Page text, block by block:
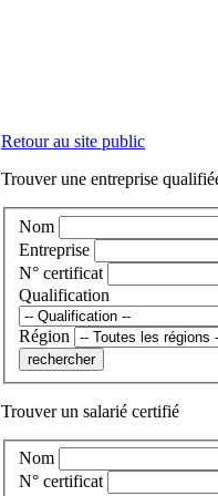
Retour au site public
Trouver une entreprise
Nom
Entreprise
N° certificat
Qualification
Région
Trouver un salarié certifié
Nom
N° certificat